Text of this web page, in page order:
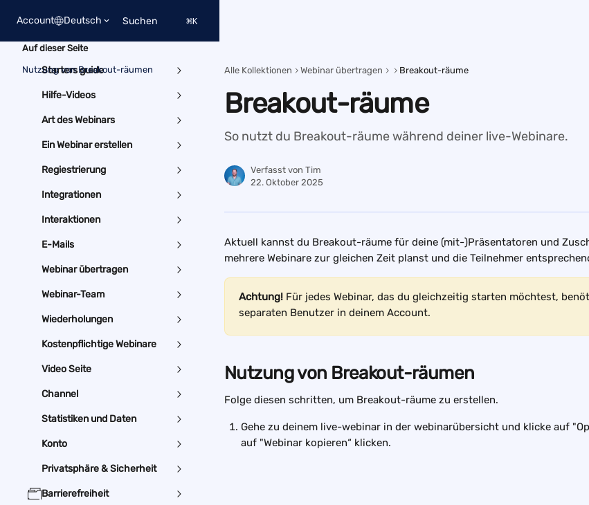
Account Deutsch Suchen ⌘K
Starters guide
Hilfe-Videos
Art des Webinars
Ein Webinar erstellen
Regiestrierung
Integrationen
Interaktionen
E-Mails
Webinar übertragen
Webinar-Team
Wiederholungen
Kostenpflichtige Webinare
Video Seite
Channel
Statistiken und Daten
Konto
Privatsphäre & Sicherheit
Barrierefreiheit
Alle Kollektionen Webinar übertragen Breakout-räume
Breakout-räume
So nutzt du Breakout-räume während deiner live-Webinare.
Verfasst von Tim
22. Oktober 2025
Aktuell kannst du Breakout-räume für deine (mit-)Präsentatoren und
mehrere Webinare zur gleichen Zeit planst und die Teilnehmer
Achtung! Für jedes Webinar, das du gleichzeitig starten möchtest,
separaten Benutzer in deinem Account.
Nutzung von Breakout-räumen
Folge diesen schritten, um Breakout-räume zu erstellen.
Gehe zu deinem live-webinar in der webinarübersicht und klicke auf
auf "Webinar kopieren“ klicken.
Auf dieser Seite
Nutzung von Breakout-räumen